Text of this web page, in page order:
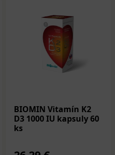
BIOMIN Vitamín K2
D3 1000 IU kapsuly 60
ks